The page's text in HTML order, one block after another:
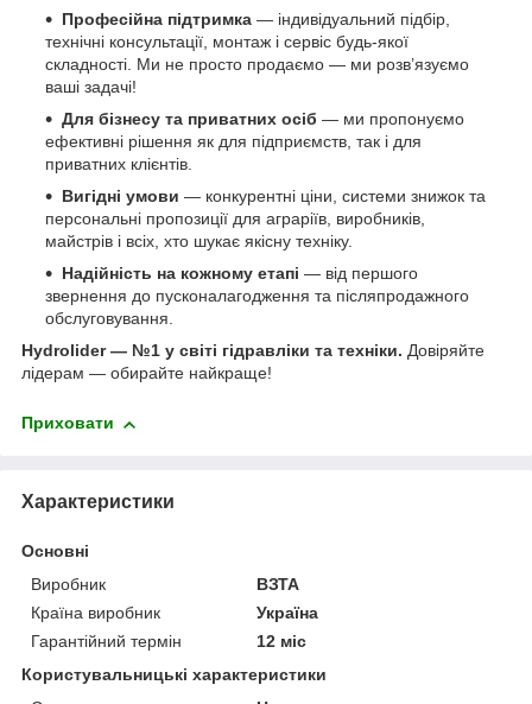
Професійна підтримка — індивідуальний підбір,
технічні консультації, монтаж і сервіс будь-якої
складності. Ми не просто продаємо — ми розв’язуємо
ваші задачі!
Для бізнесу та приватних осіб — ми пропонуємо
ефективні рішення як для підприємств, так і для
приватних клієнтів.
Вигідні умови — конкурентні ціни, системи знижок та
персональні пропозиції для аграріїв, виробників,
майстрів і всіх, хто шукає якісну техніку.
Надійність на кожному етапі — від першого
звернення до пусконалагодження та післяпродажного
обслуговування.
Hydrolider — №1 у світі гідравліки та техніки. Довіряйте
лідерам — обирайте найкраще!
Приховати
Характеристики
Основні
Виробник
ВЗТА
Країна виробник
Україна
Гарантійний термін
12 міс
Користувальницькі характеристики